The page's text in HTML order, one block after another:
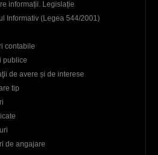
informații. Legislație
Informativ (Legea 544/2001)
contabile
publice
de avere și de interese
tip
de angajare